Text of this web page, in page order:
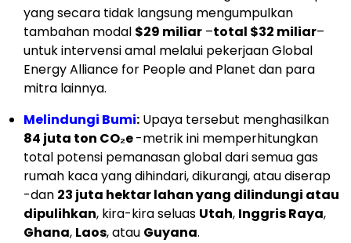
yang secara tidak langsung mengumpulkan
tambahan modal $29 miliar –total $32 miliar–
untuk intervensi amal melalui pekerjaan Global
Energy Alliance for People and Planet dan para
mitra lainnya.
Melindungi Bumi: Upaya tersebut menghasilkan
84 juta ton CO₂e-metrik ini memperhitungkan
total potensi pemanasan global dari semua gas
rumah kaca yang dihindari, dikurangi, atau diserap
-dan 23 juta hektar lahan yang dilindungi atau
dipulihkan, kira-kira seluas Utah, Inggris Raya,
Ghana, Laos, atau Guyana.